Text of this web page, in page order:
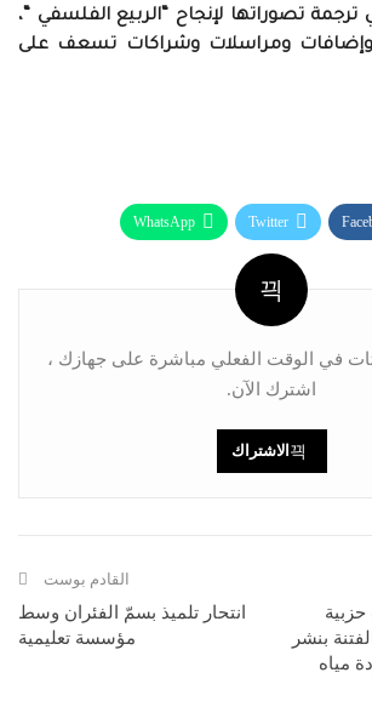
ترجمة تصوراتها لإنجاح “الربيع الفلسفي “،
وإضافات ومراسلات وشراكات تسعف على
Twitter
WhatsApp
الإلكتروني Linkedin
في الوقت الفعلي مباشرة على جهازك ،
اشترك الآن.
الاشتراك
بنشر
مياه
القادم بوست
انتحار تلميذ بسمّ الفئران وسط
مؤسسة تعليمية